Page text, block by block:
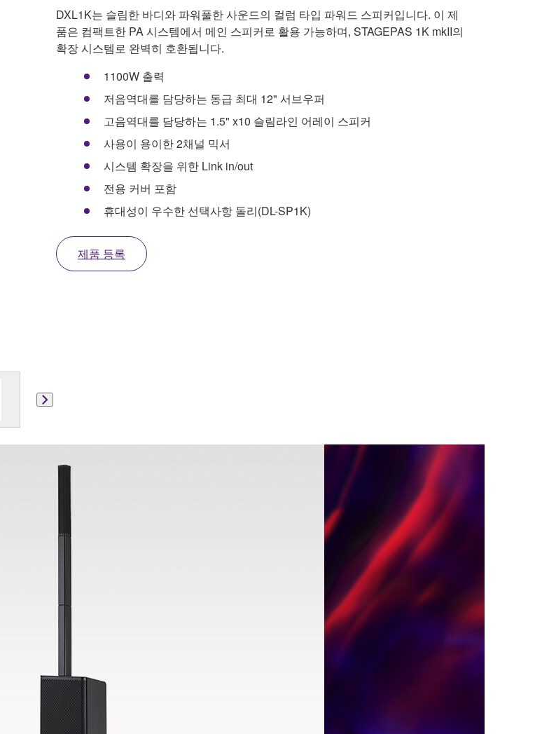
DXL1K는 슬림한 바디와 파워풀한 사운드의 컬럼 타입 파워드 스피커입니다. 이 제
품은 컴팩트한 PA 시스템에서 메인 스피커로 활용 가능하며, STAGEPAS 1K mkII의
확장 시스템로 완벽히 호환됩니다.
1100W 출력
저음역대를 담당하는 동급 최대 12" 서브우퍼
고음역대를 담당하는 1.5" x10 슬림라인 어레이 스피커
사용이 용이한 2채널 믹서
시스템 확장을 위한 Link in/out
전용 커버 포함
휴대성이 우수한 선택사항 돌리(DL-SP1K)
제품 등록